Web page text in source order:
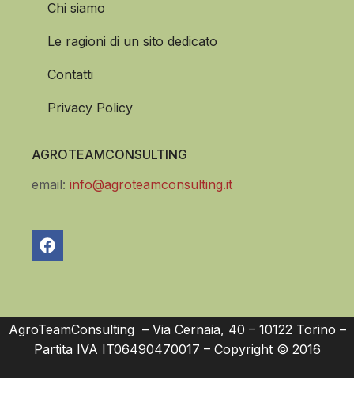
Chi siamo
Le ragioni di un sito dedicato
Contatti
Privacy Policy
AGROTEAMCONSULTING
email: info@agroteamconsulting.it
AgroTeamConsulting – Via Cernaia, 40 – 10122 Torino –
Partita IVA IT06490470017 – Copyright © 2016